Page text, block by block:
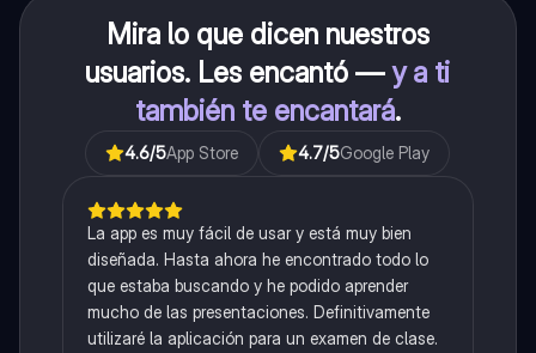
Mira lo que dicen nuestros
usuarios. Les encantó —y a ti
también te encantará.
4.6/5App Store 4.7/5Google Play
La app es muy fácil de usar y está muy bien
diseñada. Hasta ahora he encontrado todo lo
que estaba buscando y he podido aprender
mucho de las presentaciones. Definitivamente
utilizaré la aplicación para un examen de clase.